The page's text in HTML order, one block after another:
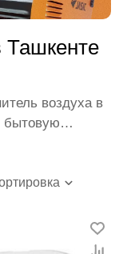
Ташкенте
воздуха в
бытовую
Ищете
отеля
Лучший выбор
магазин
выбор